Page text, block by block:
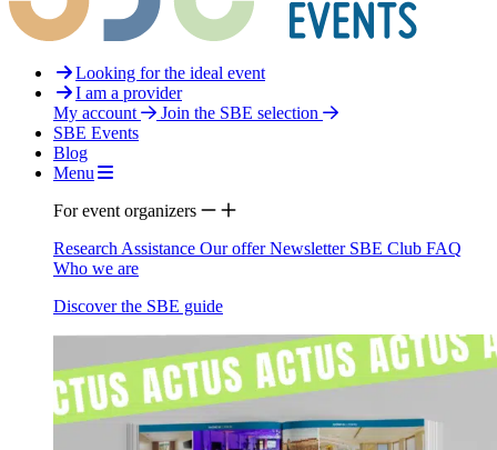
Looking for the ideal event
I am a provider
My account
Join the SBE selection
SBE Events
Blog
Menu
For event organizers
Research Assistance Our offerNewsletter SBE Club FAQ
Who we are
Discover the SBE guide